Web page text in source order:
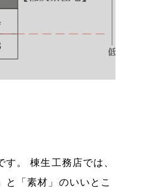
。 棟生工務店では、
「素材」のいいとこ